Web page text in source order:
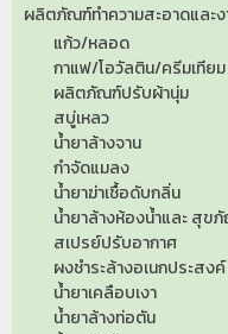
ผลิตภัณฑ์ทำความสะอาดและง
แก้ว/หลอด
กาแฟ/โอวัลติน/ครีมเทียม
ผลิตภัณฑ์ปรับผ้านุ่ม
สบู่เหลว
น้ำยาล้างจาน
กำจัดแมลง
น้ำยาฆ่าเชื้อดับกลิ่น
น้ำยาล้างห้องน้ำและ สุข
สเปรย์ปรับอากาศ
ผงชำระล้างอเนกประสงค์
น้ำยาเคลือบเงา
น้ำยาล้างท่อตัน